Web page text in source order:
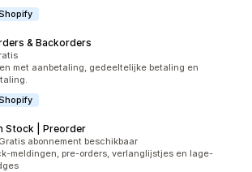
& Backorders
in totaal
met aanbetaling, gedeeltelijke betaling en
Stock | Preorder
in totaal
Gratis abonnement beschikbaar
meldingen, pre-orders, verlanglijstjes en lage-